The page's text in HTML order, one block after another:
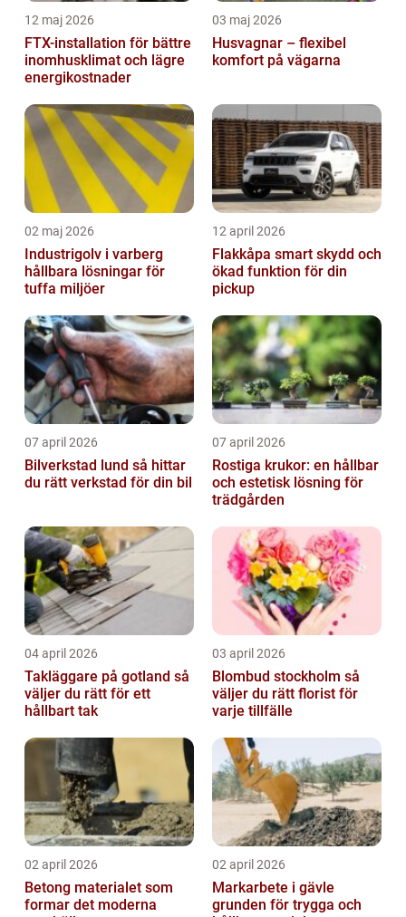
12 maj 2026
FTX-installation för bättre
inomhusklimat och lägre
energikostnader
03 maj 2026
Husvagnar – flexibel
komfort på vägarna
02 maj 2026
Industrigolv i varberg
hållbara lösningar för
tuffa miljöer
12 april 2026
Flakkåpa smart skydd och
ökad funktion för din
pickup
07 april 2026
Bilverkstad lund så hittar
du rätt verkstad för din bil
07 april 2026
Rostiga krukor: en hållbar
och estetisk lösning för
trädgården
04 april 2026
Takläggare på gotland så
väljer du rätt för ett
hållbart tak
03 april 2026
Blombud stockholm så
väljer du rätt florist för
varje tillfälle
02 april 2026
Betong materialet som
formar det moderna
02 april 2026
Markarbete i gävle
grunden för trygga och